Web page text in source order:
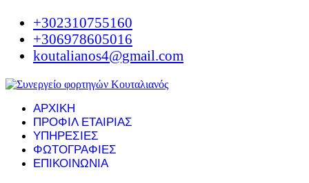
+302310755160
+306978605016
koutalianos4@gmail.com
ΑΡΧΙΚΗ
ΠΡΟΦΙΛ ΕΤΑΙΡΙΑΣ
ΥΠΗΡΕΣΙΕΣ
ΦΩΤΟΓΡΑΦΙΕΣ
ΕΠΙΚΟΙΝΩΝΙΑ